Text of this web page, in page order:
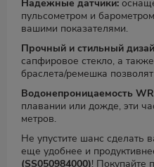
Надежные датчики:
пульсометром и
вашими показателями.
Прочный и стильный
сапфировое стекло, а
браслета/ремешка
Водонепроницаемость
плавании или дожде, эти
метров.
Не упустите шанс сделать
еще удобнее и
(SS050984000)! Покупайте